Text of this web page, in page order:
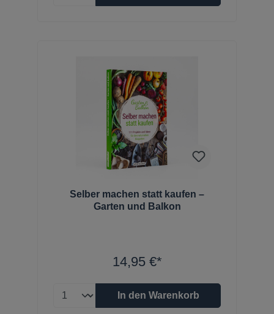
Selber machen statt kaufen –
Garten und Balkon
14,95 €*
In den Warenkorb